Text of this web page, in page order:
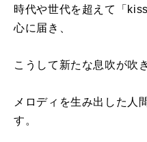
時代や世代を超えて「 kiss
心に届き、
こうして新たな息吹が吹
メロディを生み出した人
す。